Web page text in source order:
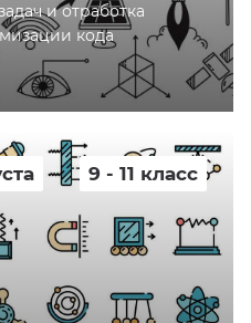
и отработка
кода
9 - 11 класс